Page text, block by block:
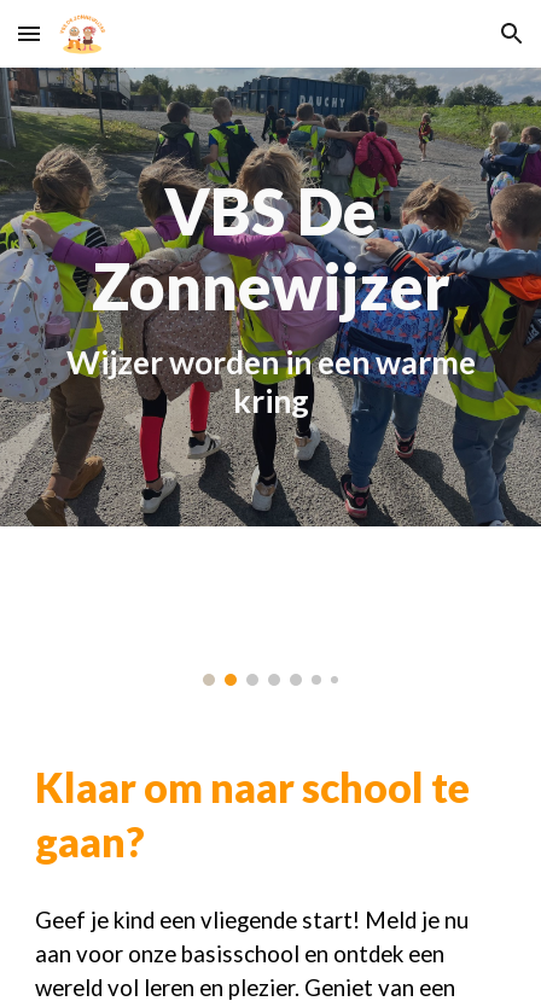
Skip to main content Skip to navigation
VBS De
Zonnewijzer
Wijzer worden in een warme
kring
Klaar om naar school te
gaan?
Geef je kind een vliegende start! Meld je nu
aan voor onze basisschool en ontdek een
wereld vol leren en plezier. Geniet van een